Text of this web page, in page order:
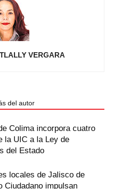
VERGARA
del autor
Colima incorpora cuatro
la UIC a la Ley de
del Estado
locales de Jalisco de
Ciudadano impulsan